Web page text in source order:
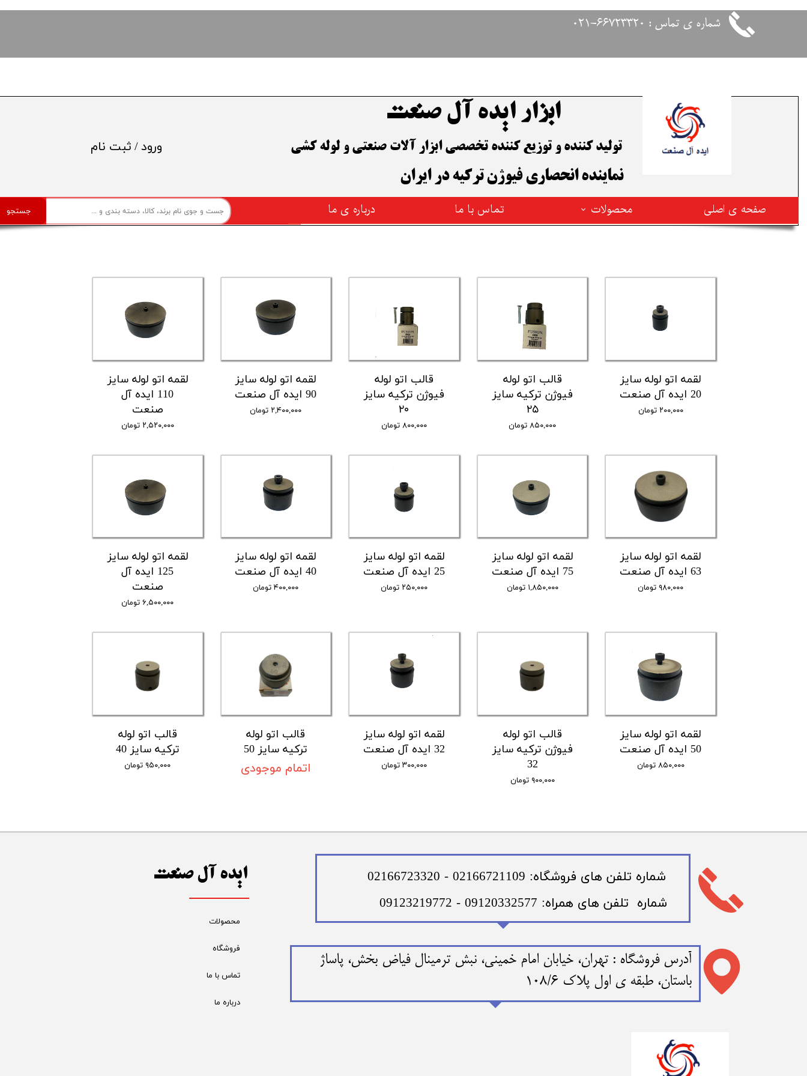
شماره ی تماس : 66723320-021
صفحه ی اصلی
محصولات
پرس لوله پنج لایه
دستگاه های جوش لوله سبز
قیچی لوله
قطعات یدکی اتو لوله
اتو لوله پلی اتیلن و متعلقات
ابزار آلات لوله مسی
صفحه سنگ ساب و برش
محصولات ویرا ترکیه
تماس با ما درباره ی ما جستجو
ابزار ایده آل صنعت
تولید کننده و توزیع کننده تخصصی ابزار آلات صنعتی و لوله کشی
​نماینده انحصاری فیوژن ترکیه در ایران
ورود/ ثبت نام
تغییر گذر واژه
سفارشات
لقمه اتو لوله سایز
20 ایده آل صنعت
۲۰۰,۰۰۰ تومان
قالب اتو لوله
فیوژن ترکیه سایز
۲۵
۸۵۰,۰۰۰ تومان
قالب اتو لوله
فیوژن ترکیه سایز
۲۰
۸۰۰,۰۰۰ تومان
لقمه اتو لوله سایز
90 ایده آل صنعت
۲,۴۰۰,۰۰۰ تومان
لقمه اتو لوله سایز
110 ایده آل
صنعت
۲,۵۲۰,۰۰۰ تومان
لقمه اتو لوله سایز
63 ایده آل صنعت
۹۸۰,۰۰۰ تومان
لقمه اتو لوله سایز
75 ایده آل صنعت
۱,۸۵۰,۰۰۰ تومان
لقمه اتو لوله سایز
25 ایده آل صنعت
۲۵۰,۰۰۰ تومان
لقمه اتو لوله سایز
40 ایده آل صنعت
۴۰۰,۰۰۰ تومان
لقمه اتو لوله سایز
125 ایده آل
صنعت
۶,۵۰۰,۰۰۰ تومان
لقمه اتو لوله سایز
50 ایده آل صنعت
۸۵۰,۰۰۰ تومان
قالب اتو لوله
فیوژن ترکیه سایز
32
۹۰۰,۰۰۰ تومان
لقمه اتو لوله سایز
32 ایده آل صنعت
۳۰۰,۰۰۰ تومان
قالب اتو لوله
ترکیه سایز 50
اتمام موجودی
قالب اتو لوله
ترکیه سایز 40
۹۵۰,۰۰۰ تومان
ایده آل صنعت
محصولات
فروشگاه
تماس با ما
درباره ما
​​آدرس فروشگاه : تهران، خیابان امام خمینی، نبش ترمینال فیاض بخش، پاساژ
باستان، طبقه ی اول پلاک 108/6
​شماره تلفن های فروشگاه: 02166721109 - 02166723320
​شماره تلفن های همراه: 09120332577 - 09123219772